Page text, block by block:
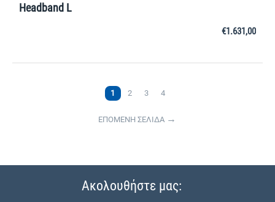
Headband L
€1.631,00
1 2 3 4
ΕΠΟΜΕΝΗ ΣΕΛΙΔΑ
Ακολουθήστε μας: